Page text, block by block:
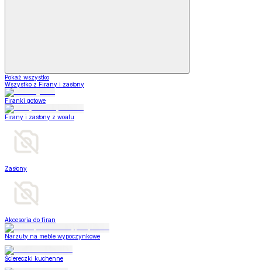
Pokaż wszystko
Wszystko z Firany i zasłony
Firanki gotowe
Firany i zasłony z woalu
Zasłony
Akcesoria do firan
Narzuty na meble wypoczynkowe
Ściereczki kuchenne